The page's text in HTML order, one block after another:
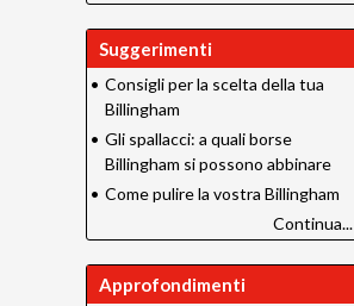
Suggerimenti
• Consigli per la scelta della tua
Billingham
• Gli spallacci: a quali borse
Billingham si possono abbinare
• Come pulire la vostra Billingham
Continua...
Approfondimenti